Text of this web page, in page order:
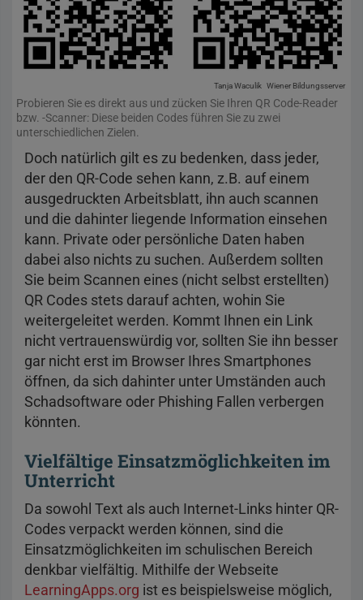
Tanja Waculik Wiener Bildungsserver
Probieren Sie es direkt aus und zücken Sie Ihren QR Code-Reader
bzw. -Scanner: Diese beiden Codes führen Sie zu zwei
unterschiedlichen Zielen.
Doch natürlich gilt es zu bedenken, dass jeder,
der den QR-Code sehen kann, z.B. auf einem
ausgedruckten Arbeitsblatt, ihn auch scannen
und die dahinter liegende Information einsehen
kann. Private oder persönliche Daten haben
dabei also nichts zu suchen. Außerdem sollten
Sie beim Scannen eines (nicht selbst erstellten)
QR Codes stets darauf achten, wohin Sie
weitergeleitet werden. Kommt Ihnen ein Link
nicht vertrauenswürdig vor, sollten Sie ihn besser
gar nicht erst im Browser Ihres Smartphones
öffnen, da sich dahinter unter Umständen auch
Schadsoftware oder Phishing Fallen verbergen
könnten.
Vielfältige Einsatzmöglichkeiten im
Unterricht
Da sowohl Text als auch Internet-Links hinter QR-
Codes verpackt werden können, sind die
Einsatzmöglichkeiten im schulischen Bereich
denkbar vielfältig. Mithilfe der Webseite
LearningApps.org ist es beispielsweise möglich,